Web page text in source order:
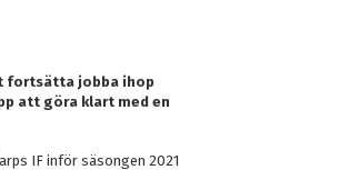
fortsätta jobba ihop
att göra klart med en
IF inför säsongen 2021